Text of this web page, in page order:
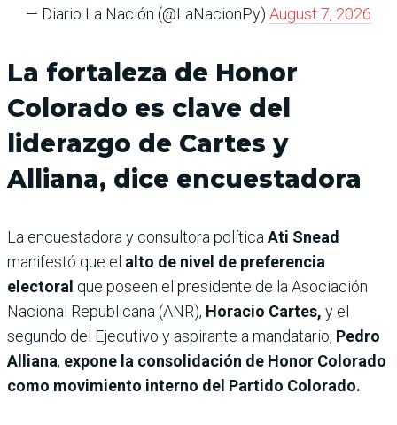
— Diario La Nación (@LaNacionPy) August 7, 2026
La fortaleza de Honor
Colorado es clave del
liderazgo de Cartes y
Alliana, dice encuestadora
La encuestadora y consultora política Ati Snead
manifestó que el alto de nivel de preferencia
electoral que poseen el presidente de la Asociación
Nacional Republicana (ANR), Horacio Cartes, y el
segundo del Ejecutivo y aspirante a mandatario, Pedro
Alliana, expone la consolidación de Honor Colorado
como movimiento interno del Partido Colorado.